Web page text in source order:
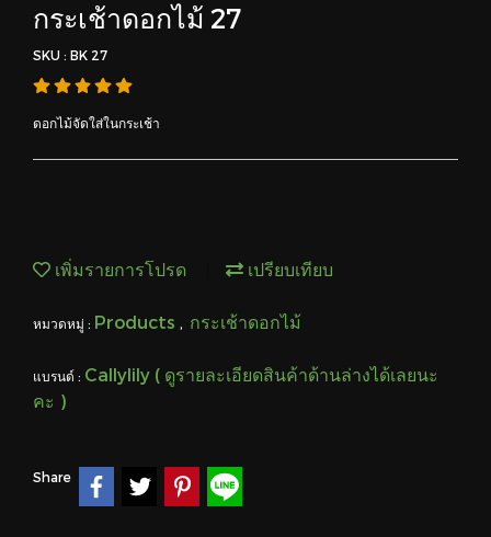
กระเช้าดอกไม้ 27
SKU : BK 27
ดอกไม้จัดใส่ในกระเช้า
เพิ่มรายการโปรด เปรียบเทียบ
หมวดหมู่ : Products , กระเช้าดอกไม้
แบรนด์ : Callylily ( ดูรายละเอียดสินค้าด้านล่างได้เลยนะ
คะ )
Share